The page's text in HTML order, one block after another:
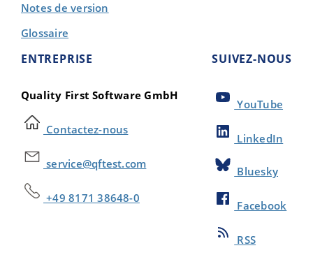
Notes de version
Glossaire
ENTREPRISE
Quality First Software GmbH
Contactez-nous
service@qftest.com
+49 8171 38648-0
SUIVEZ-NOUS
YouTube
LinkedIn
Bluesky
Facebook
RSS